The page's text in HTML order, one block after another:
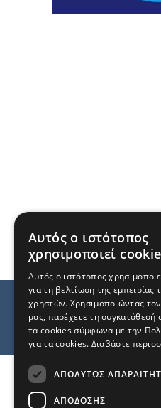
Αυτός ο ιστότοπος
χρησιμοποιεί
Αυτός ο ιστότοπος
για τη βελτίωση της εμπειρίας
χρηστών. Χρησιμοποιώντας
μας, παρέχετε τη συγκατάθεσή
τα cookies σύμφωνα με την
για τα cookies. Διαβάστε
ΑΠΟΛΎΤΩΣ
ΑΠΌΔΟΣΗΣ